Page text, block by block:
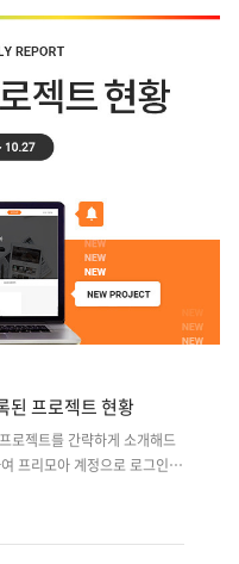
을 중시하는 세대들이 어
록 하겠습니다. IT업계 업무문
'공동성명' 지난 4월 IT업계에
습니다. 당연히 있을거..
프로젝트 현황
로젝트를 간략하게 소개해드
프리모아 계정으로 로그인
외에도 마감이 다가오는 이
폼의 기능 고도화(그누보